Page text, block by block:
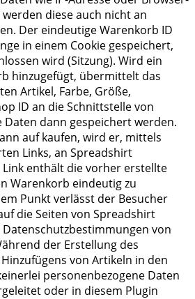
diese auch nicht an
Der eindeutige Warenkorb ID
in einem Cookie gespeichert,
wird (Sitzung). Wird ein
hinzugefügt, übermittelt das
Artikel, Farbe, Größe,
ID an die Schnittstelle von
Daten dann gespeichert werden.
auf kaufen, wird er, mittels
Links, an Spreadshirt
enthält die vorher erstellte
Warenkorb eindeutig zu
Punkt verlässt der Besucher
die Seiten von Spreadshirt
von
der Erstellung des
von Artikeln in den
personenbezogene Daten
oder in diesem Plugin